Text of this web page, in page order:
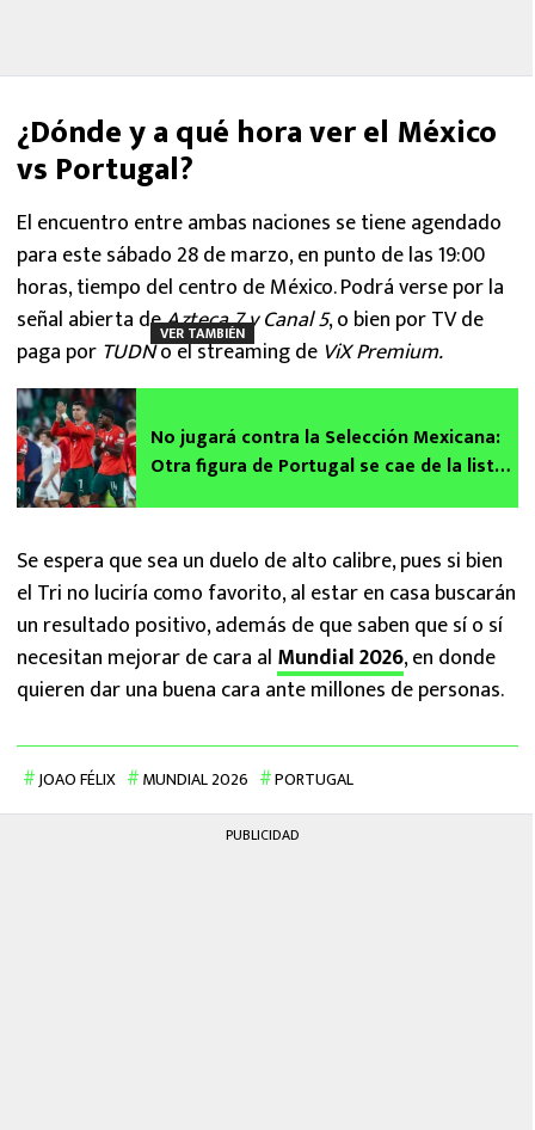
¿Dónde y a qué hora ver el México
vs Portugal?
El encuentro entre ambas naciones se tiene agendado
para este sábado 28 de marzo, en punto de las 19:00
horas, tiempo del centro de México. Podrá verse por la
señal abierta deAzteca 7 y Canal 5, o bien por TV de
paga por TUDNo el streaming de ViX Premium.
VER TAMBIÉN
No jugará contra la Selección Mexicana:
Otra figura de Portugal se cae de la lista
Se espera que sea un duelo de alto calibre, pues si bien
el Tri no luciría como favorito, al estar en casa buscarán
un resultado positivo, además de que saben que sí o sí
necesitan mejorar de cara al Mundial 2026, en donde
quieren dar una buena cara ante millones de personas.
JOAO FÉLIX MUNDIAL 2026 PORTUGAL
PUBLICIDAD